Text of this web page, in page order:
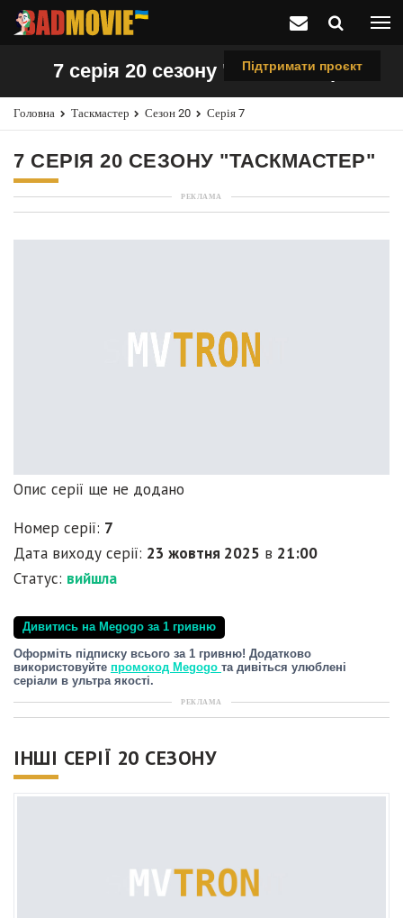
Підтримати проєкт
7 серія 20 сезону "Таскмастер"
Головна Таскмастер Сезон 20 Серія 7
7 СЕРІЯ 20 СЕЗОНУ "ТАСКМАСТЕР"
РЕКЛАМА
Опис серії ще не додано
Номер серії: 7
Дата виходу серії: 23 жовтня 2025 в 21:00
Статус: вийшла
Дивитись на Megogo за 1 гривню
Оформіть підписку всього за 1 гривню! Додатково
використовуйте промокод Megogo та дивіться улюблені
серіали в ультра якості.
РЕКЛАМА
ІНШІ СЕРІЇ 20 СЕЗОНУ